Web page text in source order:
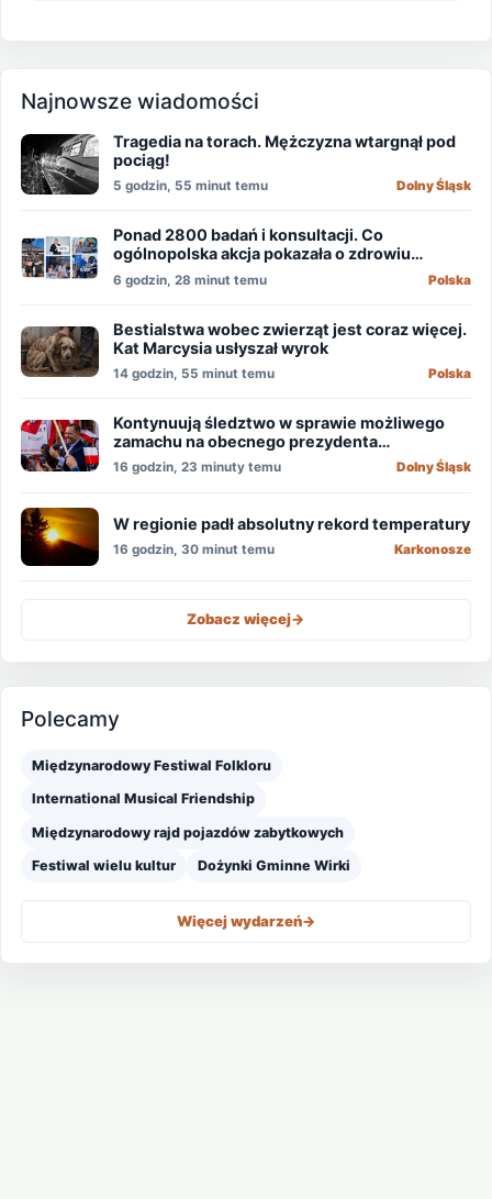
Najnowsze wiadomości
Tragedia na torach. Mężczyzna wtargnął pod
pociąg!
5 godzin, 55 minut temu Dolny Śląsk
Ponad 2800 badań i konsultacji. Co
ogólnopolska akcja pokazała o zdrowiu
mężczyzn?
6 godzin, 28 minut temu Polska
Bestialstwa wobec zwierząt jest coraz więcej.
Kat Marcysia usłyszał wyrok
14 godzin, 55 minut temu Polska
Kontynuują śledztwo w sprawie możliwego
zamachu na obecnego prezydenta
Nawrockiego
16 godzin, 23 minuty temu Dolny Śląsk
W regionie padł absolutny rekord temperatury
16 godzin, 30 minut temu Karkonosze
Zobacz więcej->
Polecamy
Międzynarodowy Festiwal Folkloru
International Musical Friendship
Międzynarodowy rajd pojazdów zabytkowych
Festiwal wielu kultur Dożynki Gminne Wirki
Więcej wydarzeń->